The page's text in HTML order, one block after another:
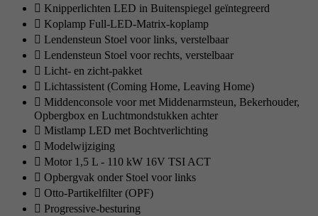
Knipperlichten LED in Buitenspiegel geïntegreerd
Koplamp Full-LED-Matrix-koplamp
Lendensteun Stoel voor links, verstelbaar
Lendensteun Stoel voor rechts, verstelbaar
Licht- en zicht-pakket
Lichtassistent (Coming Home, Leaving Home)
Middenconsole voor met Middenarmsteun, Bekerhouder,
Opbergbox en Luchtmondstukken achter
Mistlamp LED met Bochtverlichting
Modelwijziging
Motor 1,5 L - 110 kW 16V TSI ACT
Opbergvak onder Stoel voor links
Otto-Partikelfilter (OPF)
Progressive-besturing